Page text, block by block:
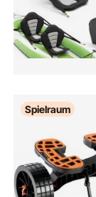
Spielraum